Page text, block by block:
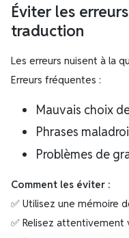
Éviter les
traduction
Les erreurs nuisent à la
Erreurs fréquentes :
Mauvais choix
Phrases
Problèmes de
Comment les éviter :
✅ Utilisez une mémoire
✅ Relisez attentivement